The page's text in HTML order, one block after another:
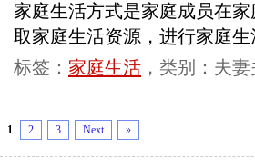
家庭生活方式是家庭成员在
取家庭生活资源，进行家庭
标签： 家庭生活 ，类别：夫
1 2 3 Next »